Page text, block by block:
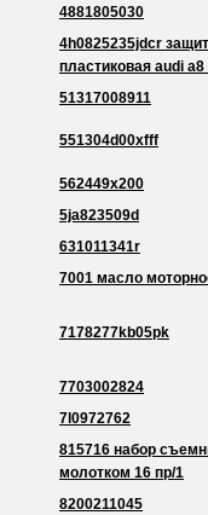
4881805030
4h0825235jdcr
пластиковая audi
51317008911
551304d00xfff
562449x200
5ja823509d
631011341r
7001 масло
7178277kb05pk
7703002824
7l0972762
815716 набор
молотком 16 пр/1
8200211045